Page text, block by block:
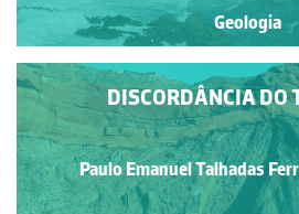
Geologia
DISCORDÂNCIA DO
Paulo Emanuel Talhadas